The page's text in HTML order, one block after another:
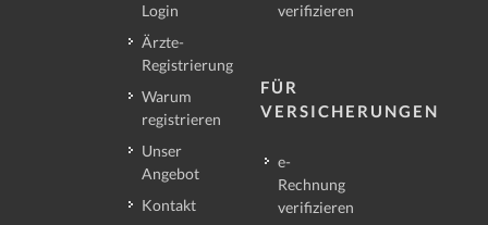
Login
Ärzte-
Registrierung
Warum
registrieren
Unser
Angebot
Kontakt
verifizieren
FÜR
VERSICHERUNGEN
e-
Rechnung
verifizieren